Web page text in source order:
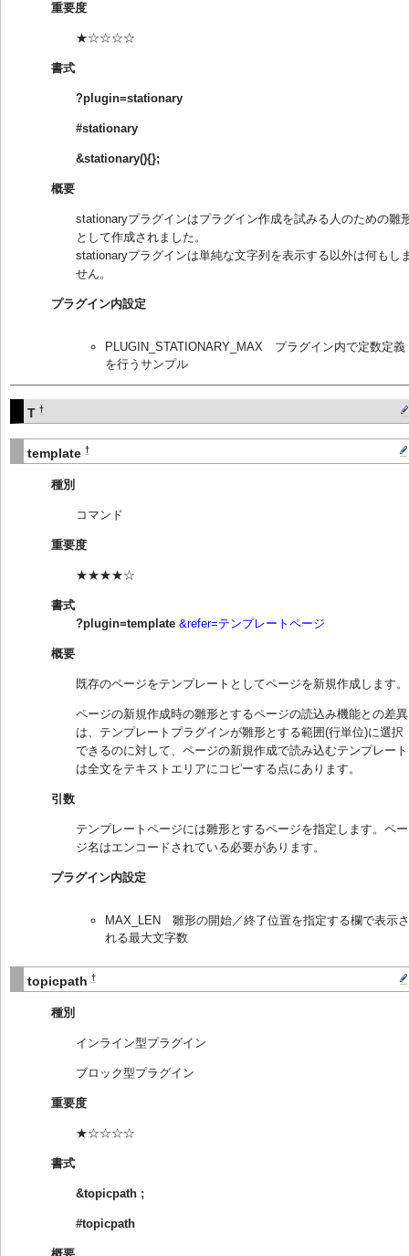
重要度
★☆☆☆☆
書式
?plugin=stationary
#stationary
&stationary(){};
概要
stationaryプラグインはプラグイン作成を試みる人のための雛
として作成されました。
stationaryプラグインは単純な文字列を表示する以外は何もし
せん。
プラグイン内設定
PLUGIN_STATIONARY_MAX プラグイン内で定数定義
を行うサンプル
T †
template †
種別
コマンド
重要度
★★★★☆
書式
?plugin=template &refer=テンプレートページ
概要
既存のページをテンプレートとしてページを新規作成します。
ページの新規作成時の雛形とするページの読込み機能との差異
は、テンプレートプラグインが雛形とする範囲(行単位)に選択
できるのに対して、ページの新規作成で読み込むテンプレート
は全文をテキストエリアにコピーする点にあります。
引数
テンプレートページには雛形とするページを指定します。ペー
ジ名はエンコードされている必要があります。
プラグイン内設定
MAX_LEN 雛形の開始／終了位置を指定する欄で表示さ
れる最大文字数
topicpath †
種別
インライン型プラグイン
ブロック型プラグイン
重要度
★☆☆☆☆
書式
&topicpath ;
#topicpath